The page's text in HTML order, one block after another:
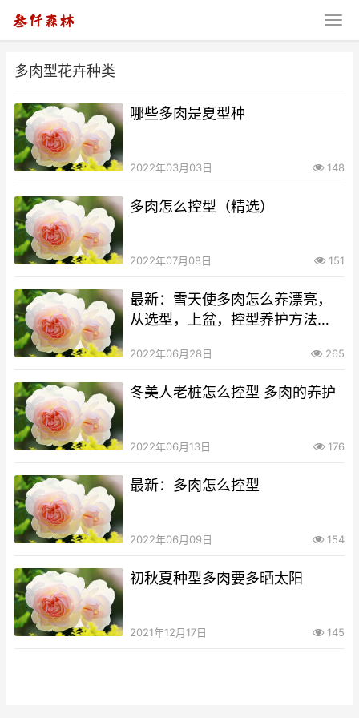
多肉型花卉种类
哪些多肉是夏型种
2022年03月03日 148
多肉怎么控型（精选）
2022年07月08日 151
最新：雪天使多肉怎么养漂亮，
从选型，上盆，控型养护方法
2022年06月28日 265
冬美人老桩怎么控型 多肉的养护
2022年06月13日 176
最新：多肉怎么控型
2022年06月09日 154
初秋夏种型多肉要多晒太阳
2021年12月17日 145